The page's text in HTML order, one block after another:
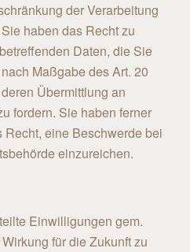
der Verarbeitung
haben das Recht zu
Daten, die Sie
Maßgabe des Art. 20
Übermittlung an
fordern. Sie haben ferner
Recht, eine Beschwerde bei
einzureichen.
Einwilligungen gem.
für die Zukunft zu